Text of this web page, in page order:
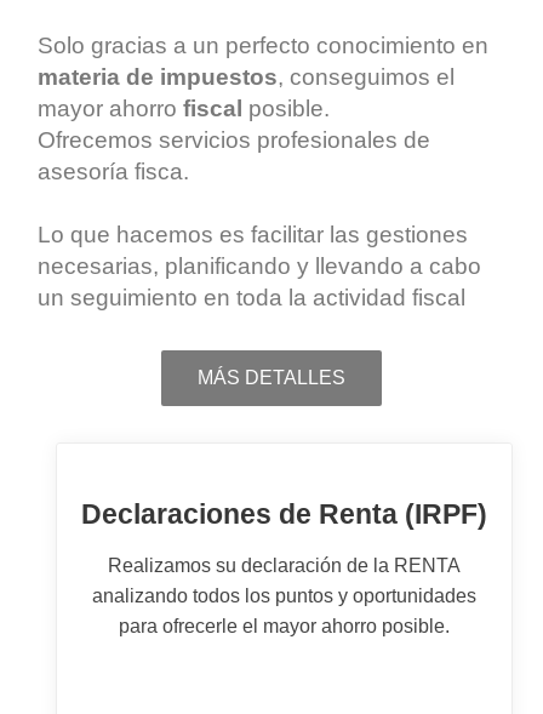
Solo gracias a un perfecto conocimiento en
materia de impuestos, conseguimos el
mayor ahorro fiscal posible.
Ofrecemos servicios profesionales de
asesoría fisca.
Lo que hacemos es facilitar las gestiones
necesarias, planificando y llevando a cabo
un seguimiento en toda la actividad fiscal
MÁS DETALLES
Declaraciones de Renta (IRPF)
Realizamos su declaración de la RENTA
analizando todos los puntos y oportunidades
para ofrecerle el mayor ahorro posible.